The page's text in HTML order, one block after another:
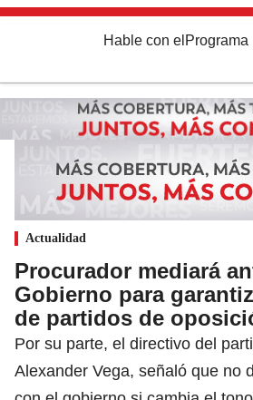
Hable con el Programa
Actualidad
Procurador mediará
Gobierno para
de partidos de
Por su parte, el directivo del
Alexander Vega, señaló que no